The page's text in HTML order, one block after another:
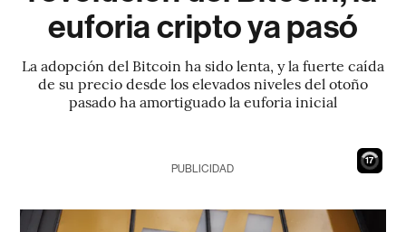
euforia cripto ya pasó
La adopción del Bitcoin ha sido lenta, y la fuerte caída
de su precio desde los elevados niveles del otoño
pasado ha amortiguado la euforia inicial
16
PUBLICIDAD